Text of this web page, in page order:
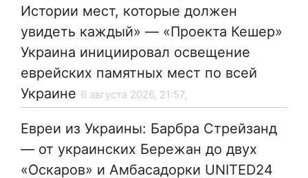
Истории мест, которые должен
увидеть каждый» — «Проекта Кешер»
Украина инициировал освещение
еврейских памятных мест по всей
Украине 6 августа 2026, 21:57,
Евреи из Украины: Барбра Стрейзанд
— от украинских Бережан до двух
«Оскаров» и Амбасадорки UNITED24